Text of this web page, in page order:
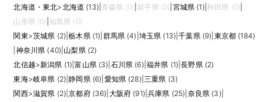
北海道・東北>北海道 (13) 青森県 (0) 岩手県 (0) 宮城県 (1) 秋田県 (0)
山形県 (0) 福島県 (0)
関東>茨城県 (2) |栃木県 (1) 群馬県 (4) 埼玉県 (13) |千葉県 (9) 東京都 (184)
神奈川県 (40) 山梨県 (2)
北信越>新潟県 (1) |富山県 (3) 石川県 (6) 福井県 (1) |長野県 (2)
東海>岐阜県 (2) |静岡県 (6) 愛知県 (28) 三重県 (3)
関西>滋賀県 (2) |京都府 (36) 大阪府 (91) |兵庫県 (25) 奈良県 (3)